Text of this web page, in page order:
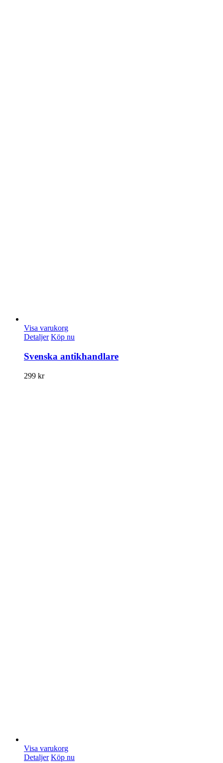
Visa varukorg
Detaljer Köp nu
Svenska antikhandlare
299 kr
Visa varukorg
Detaljer Köp nu